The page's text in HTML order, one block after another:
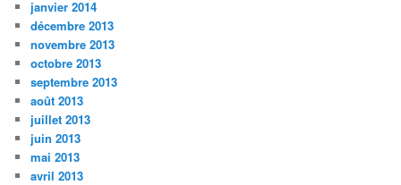
janvier 2014
décembre 2013
novembre 2013
octobre 2013
septembre 2013
août 2013
juillet 2013
juin 2013
mai 2013
avril 2013